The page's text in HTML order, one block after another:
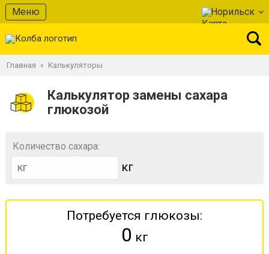
Меню Норильск
Главная » Калькуляторы
Калькулятор замены сахара
глюкозой
Количество сахара:
кг
Потребуется глюкозы:
0 кг